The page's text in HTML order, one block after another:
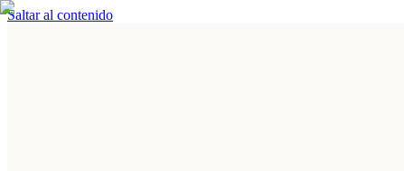
Saltar al contenido